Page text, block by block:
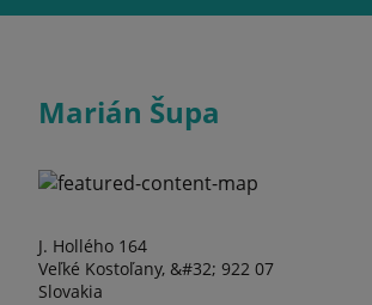
Marián Šupa
J. Hollého 164
Veľké Kostoľany, &#32; 922 07
Slovakia